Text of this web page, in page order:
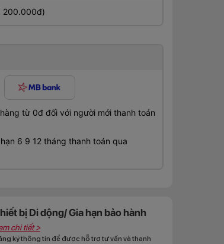
200.000đ)
từ 0đ đối với người mới thanh toán
6 9 12 tháng thanh toán qua
bị Di dộng/ Gia hạn bảo hành
chi tiết >
ký thông tin để được hỗ trợ tư vấn và thanh